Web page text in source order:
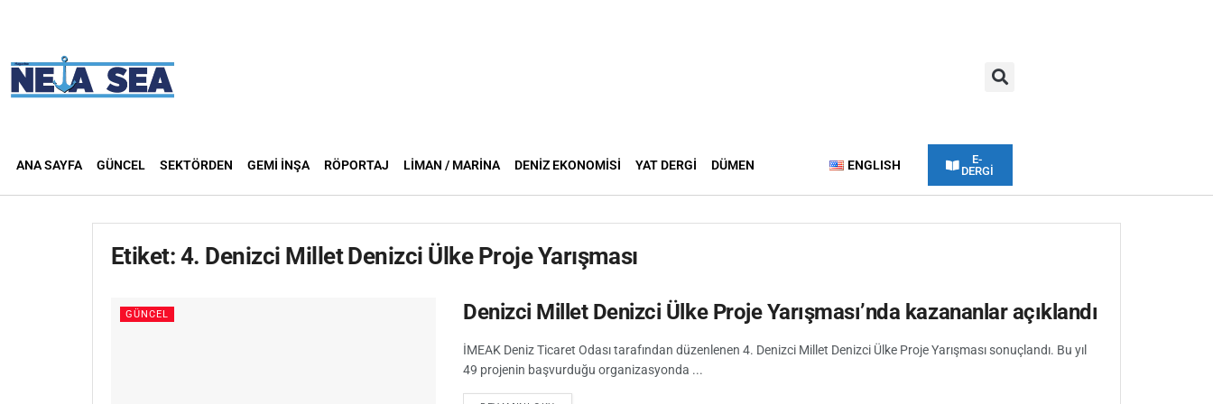
ANA SAYFA GÜNCEL SEKTÖRDEN GEMI İNŞA RÖPORTAJ LIMAN / MARINA DENIZ EKONOMISI YAT DERGI DÜMEN ENGLISH
E-
DERGİ
Etiket: 4. Denizci Millet Denizci Ülke Proje Yarışması
GÜNCEL Denizci Millet Denizci Ülke Proje Yarışması’nda kazananlar açıklandı
İMEAK Deniz Ticaret Odası tarafından düzenlenen 4. Denizci Millet Denizci Ülke Proje Yarışması sonuçlandı. Bu yıl
49 projenin başvurduğu organizasyonda ...